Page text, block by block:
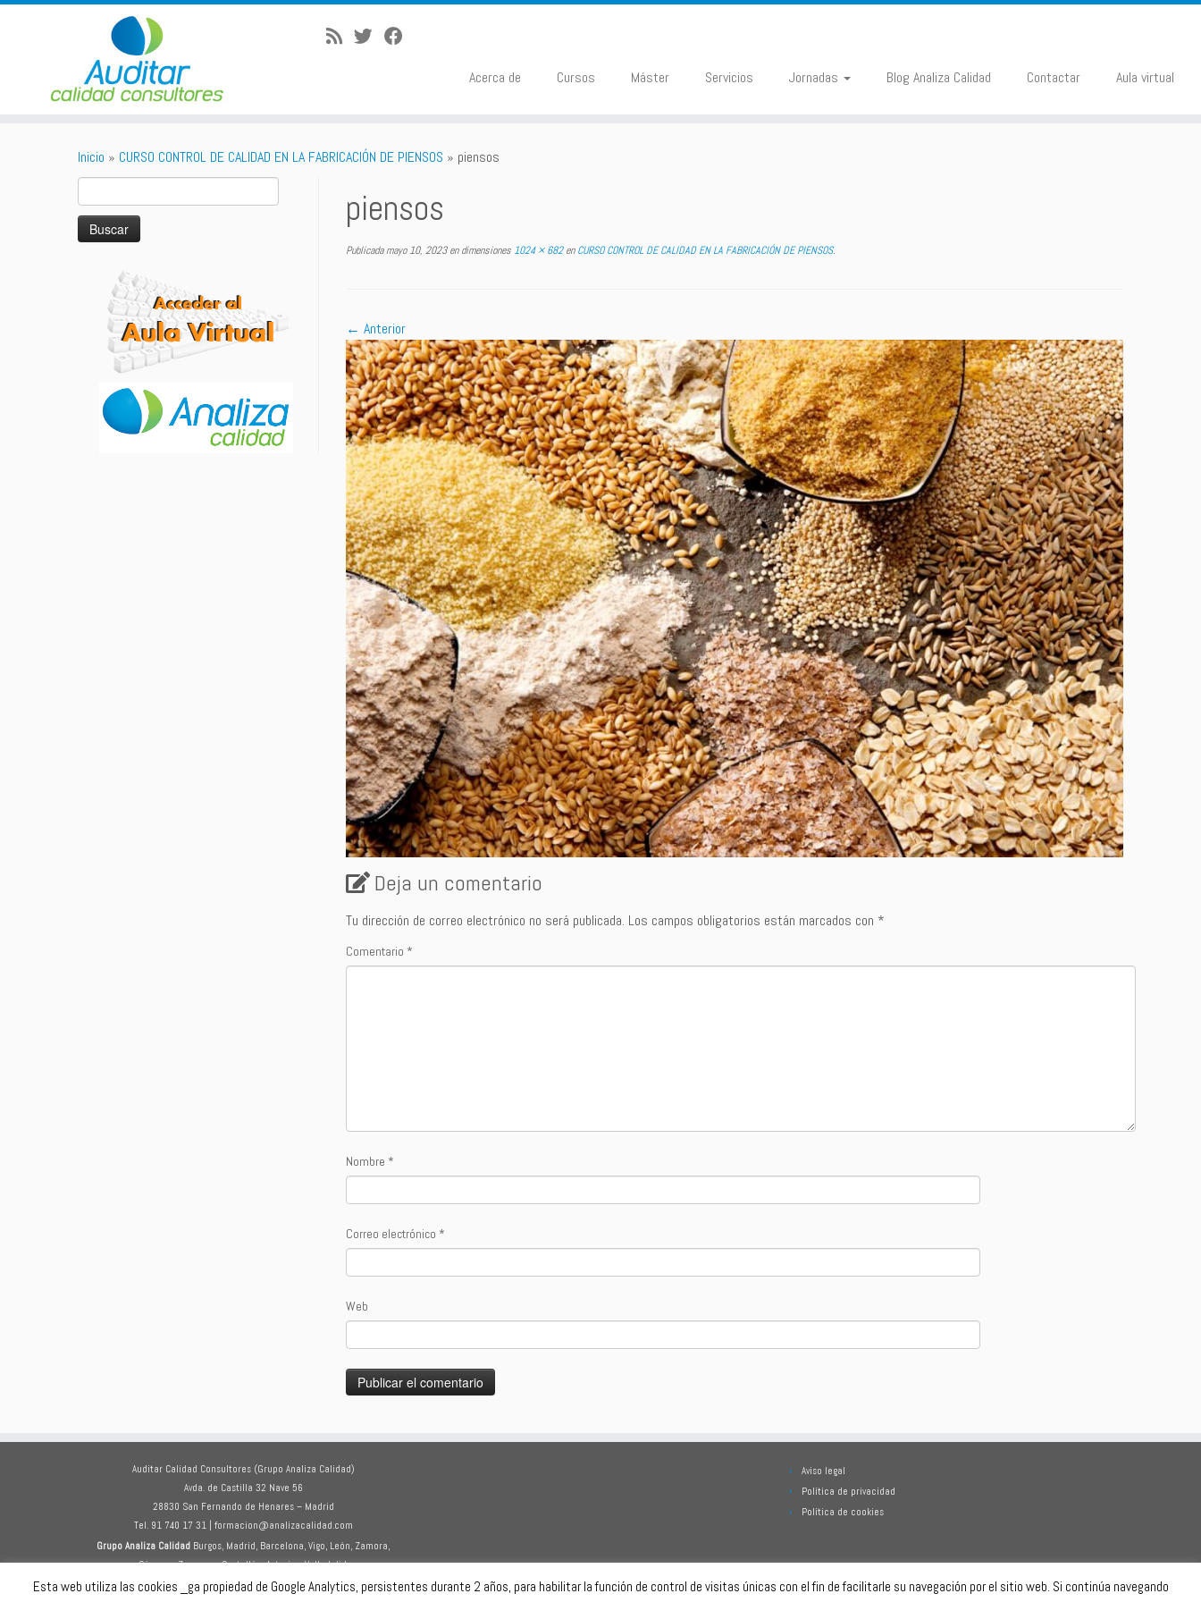
Acerca de Cursos Máster Servicios Jornadas Blog Analiza Calidad Contactar Aula virtual
Inicio » CURSO CONTROL DE CALIDAD EN LA FABRICACIÓN DE PIENSOS » piensos
piensos
Publicadamayo 10, 2023en dimensiones 1024 × 682enCURSO CONTROL DE CALIDAD EN LA FABRICACIÓN DE PIENSOS.
← Anterior
Deja un comentario
Tu dirección de correo electrónico no será publicada. Los campos obligatorios están marcados con *
Comentario *
Nombre *
Correo electrónico *
Web
Auditar Calidad Consultores (Grupo Analiza Calidad)
Avda. de Castilla 32 Nave 56
28830 San Fernando de Henares – Madrid
Tel. 91 740 17 31 | formacion@analizacalidad.com
Grupo Analiza Calidad Burgos, Madrid, Barcelona, Vigo, León, Zamora,
Cáceres, Zaragoza, Castellón, Asturias, Valladolid.
Aviso legal
Política de privacidad
Política de cookies
Esta web utiliza las cookies _ga propiedad de Google Analytics, persistentes durante 2 años, para habilitar la función de control de visitas únicas con el fin de facilitarle su navegación por el sitio web. Si continúa navegando